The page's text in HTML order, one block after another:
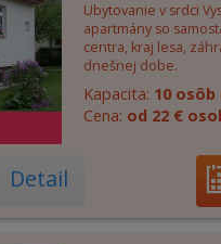
Ubytovanie v srdci
apartmány so
centra, kraj lesa,
dnešnej dobe.
Kapacita: 10 osôb
Cena: od 22 €
Detail